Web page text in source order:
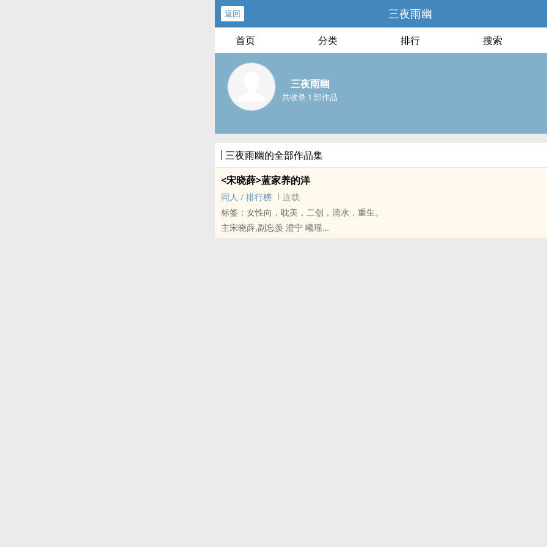
返回 三夜雨幽
首页 分类 排行 搜索
三夜雨幽
共收录 1 部作品
三夜雨幽的全部作品集
<宋晓薛>蓝家养的洋
同人 / 排行榜
连载
标签：女性向，耽美，二创，清水，重生。
主宋晓薛,副忘羡 澄宁 曦瑶